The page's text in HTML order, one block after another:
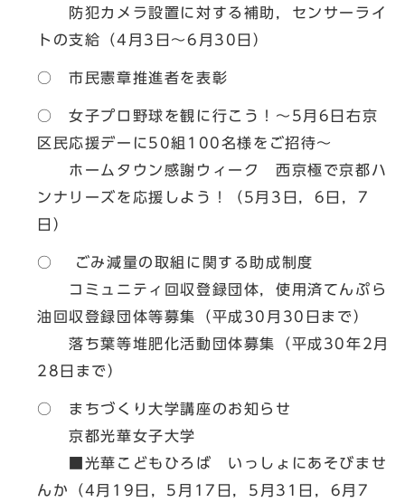
防犯カメラ設置に対する補助，センサーライ
トの支給（4月3日～6月30日）
○ 市民憲章推進者を表彰
○ 女子プロ野球を観に行こう！～5月6日右京
区民応援デーに50組100名様をご招待～
ホームタウン感謝ウィーク 西京極で京都ハ
ンナリーズを応援しよう！（5月3日，6日，7
日）
○ ごみ減量の取組に関する助成制度
コミュニティ回収登録団体，使用済てんぷら
油回収登録団体等募集（平成30月30日まで）
落ち葉等堆肥化活動団体募集（平成30年2月
28日まで）
○ まちづくり大学講座のお知らせ
京都光華女子大学
■光華こどもひろば いっしょにあそびませ
んか（4月19日，5月17日，5月31日，6月7